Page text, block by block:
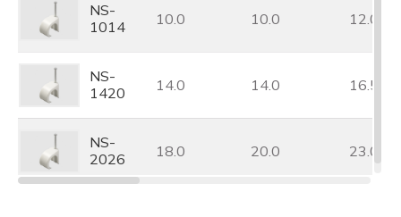
NS-
1014
10.0 10.0 12.0
NS-
1420
14.0 14.0 16.5
NS-
2026
18.0 20.0 23.0